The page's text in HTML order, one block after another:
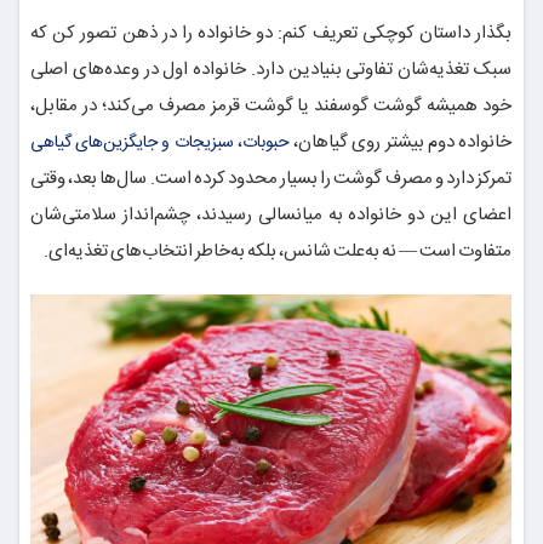
بگذار داستان کوچکی تعریف کنم: دو خانواده را در ذهن تصور کن که
سبک تغذیه‌شان تفاوتی بنیادین دارد. خانواده اول در وعده‌های اصلی
خود همیشه گوشت گوسفند یا گوشت قرمز مصرف می‌کند؛ در مقابل،
خانواده دوم بیشتر روی گیاهان،حبوبات، سبزیجات و جایگزین‌های گیاهی
تمرکز دارد و مصرف گوشت را بسیار محدود کرده است. سال‌ها بعد، وقتی
اعضای این دو خانواده به میانسالی رسیدند، چشم‌انداز سلامتی‌شان
متفاوت است — نه به‌علت شانس، بلکه به‌خاطر انتخاب‌های تغذیه‌ای.